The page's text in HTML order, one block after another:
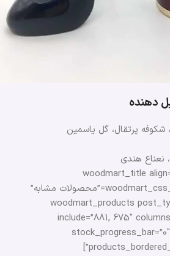
دهنده
شکوفه پرتقال، گل یاسمین
نعناع هندی
[woodmart_title
woodmart_css_id=”5fdcc2fbdcac9″ title=”محصولات مشابه”
title_width=”100″][woodmart_products
include=”881, 675″